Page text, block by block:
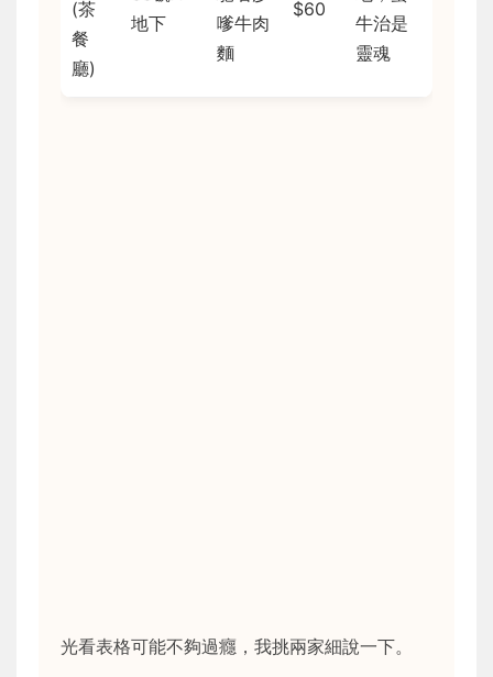
(茶
餐
廳)
地下
嗲牛肉
麵
$60
牛治是
靈魂
光看表格可能不夠過癮，我挑兩家細說一下。